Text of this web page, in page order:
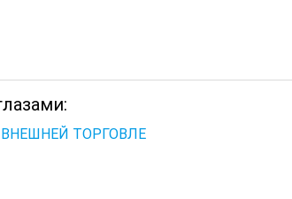
ТОРГОВЛЕ